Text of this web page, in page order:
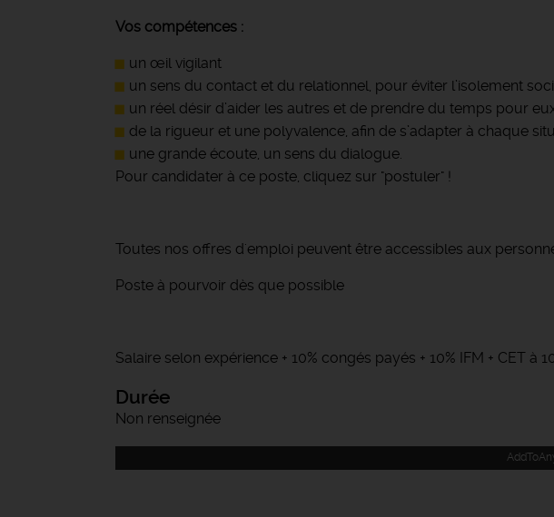
Vos compétences :
un œil vigilant
un sens du contact et du relationnel, pour éviter l’isolement
un réel désir d’aider les autres et de prendre du temps pour
de la rigueur et une polyvalence, afin de s’adapter à chaque
une grande écoute, un sens du dialogue.
Pour candidater à ce poste, cliquez sur "postuler" !
Toutes nos offres d'emploi peuvent être accessibles aux
Poste à pourvoir dès que possible
Salaire selon expérience + 10% congés payés + 10% IFM + CET à
Durée
Non renseignée